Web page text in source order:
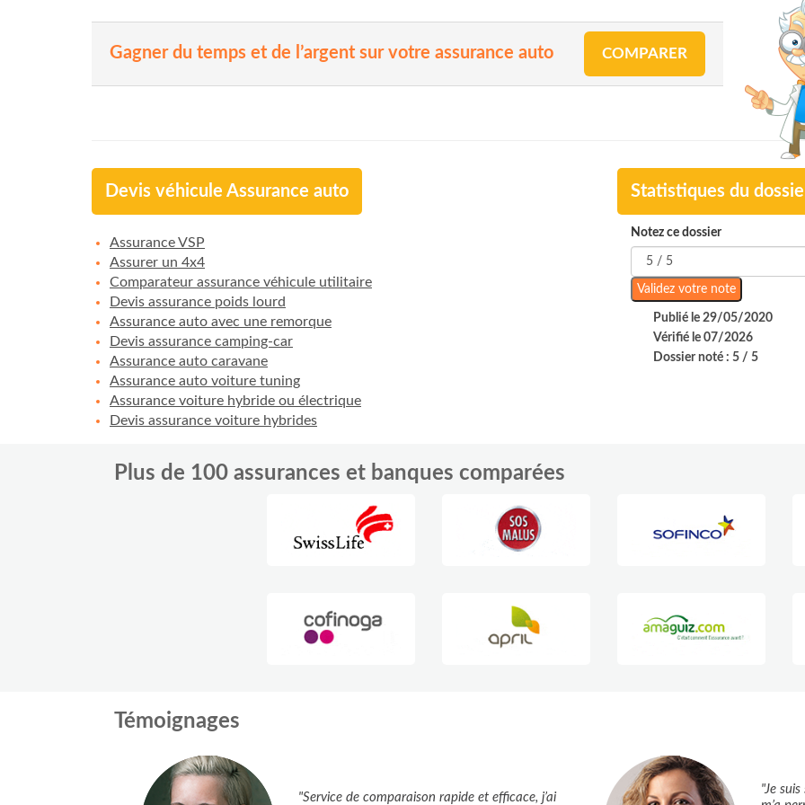
Gagner du temps et de l’argent sur votre assurance auto COMPARER
Devis véhicule Assurance auto
Assurance VSP
Assurer un 4x4
Comparateur assurance véhicule utilitaire
Devis assurance poids lourd
Assurance auto avec une remorque
Devis assurance camping-car
Assurance auto caravane
Assurance auto voiture tuning
Assurance voiture hybride ou électrique
Devis assurance voiture hybrides
Statistiques du
Notez ce dossier
Publié le 29/05/2020
Vérifié le 07/2026
Dossier noté : 5 / 5
Plus de 100 assurances et banques comparées
Témoignages
"Service de comparaison rapide et efficace, j’ai
"Je